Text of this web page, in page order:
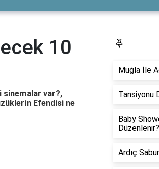
10
sinemalar var?,
Efendisi ne
Muğla İle
Tansiyonu
Baby
Düzenlenir?
Ardıç